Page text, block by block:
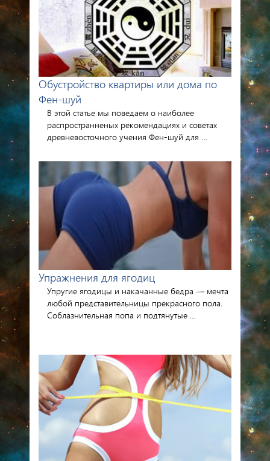
Обустройство квартиры или дома по
Фен-шуй
В этой статье мы поведаем о наиболее
распространненых рекомендациях и советах
древневосточного учения Фен-шуй для …
Упражнения для ягодиц
Упругие ягодицы и накачанные бедра — мечта
любой представительницы прекрасного пола.
Соблазнительная попа и подтянутые …